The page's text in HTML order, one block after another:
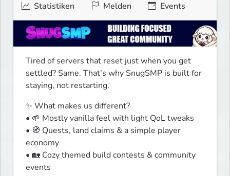
Statistiken Melden Events
Tired of servers that reset just when you get
settled? Same. That’s why SnugSMP is built for
staying, not restarting.
✨ What makes us different?
• 🌱 Mostly vanilla feel with light QoL tweaks
• 🧭 Quests, land claims & a simple player
economy
• 🏡 Cozy themed build contests & community
events